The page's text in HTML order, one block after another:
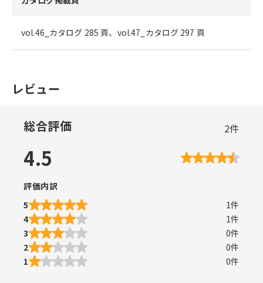
vol.46_カタログ 285 頁、vol.47_カタログ 297 頁
レビュー
総合評価 2件
4.5
評価内訳
5
1件
4
1件
3
0件
2
0件
1
0件